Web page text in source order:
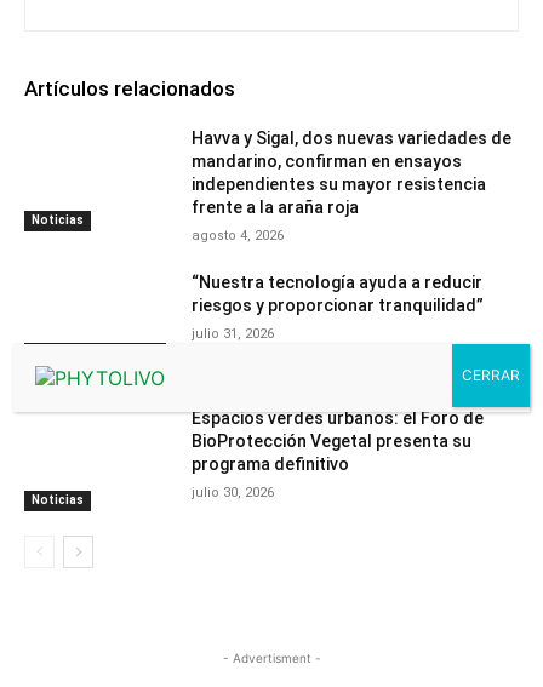
Artículos relacionados
Noticias
Havva y Sigal, dos nuevas variedades de
mandarino, confirman en ensayos
independientes su mayor resistencia
frente a la araña roja
agosto 4, 2026
PhytomaCommunity
“Nuestra tecnología ayuda a reducir
riesgos y proporcionar tranquilidad”
julio 31, 2026
Noticias
Espacios verdes urbanos: el Foro de
BioProtección Vegetal presenta su
programa definitivo
julio 30, 2026
- Advertisment -